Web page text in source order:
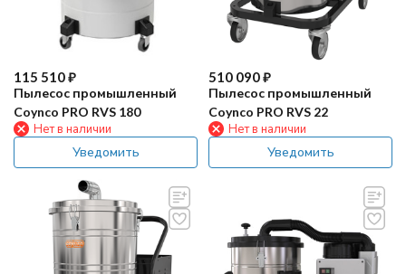
115 510₽
Пылесос промышленный
Coynco PRO RVS 180
Нет в наличии
Уведомить
510 090₽
Пылесос промышленный
Coynco PRO RVS 22
Нет в наличии
Уведомить